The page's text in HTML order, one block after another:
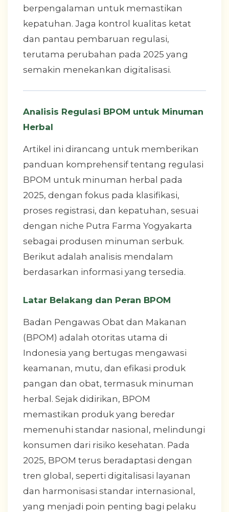
berpengalaman untuk memastikan
kepatuhan. Jaga kontrol kualitas ketat
dan pantau pembaruan regulasi,
terutama perubahan pada 2025 yang
semakin menekankan digitalisasi.
Analisis Regulasi BPOM untuk Minuman
Herbal
Artikel ini dirancang untuk memberikan
panduan komprehensif tentang regulasi
BPOM untuk minuman herbal pada
2025, dengan fokus pada klasifikasi,
proses registrasi, dan kepatuhan, sesuai
dengan niche Putra Farma Yogyakarta
sebagai produsen minuman serbuk.
Berikut adalah analisis mendalam
berdasarkan informasi yang tersedia.
Latar Belakang dan Peran BPOM
Badan Pengawas Obat dan Makanan
(BPOM) adalah otoritas utama di
Indonesia yang bertugas mengawasi
keamanan, mutu, dan efikasi produk
pangan dan obat, termasuk minuman
herbal. Sejak didirikan, BPOM
memastikan produk yang beredar
memenuhi standar nasional, melindungi
konsumen dari risiko kesehatan. Pada
2025, BPOM terus beradaptasi dengan
tren global, seperti digitalisasi layanan
dan harmonisasi standar internasional,
yang menjadi poin penting bagi pelaku